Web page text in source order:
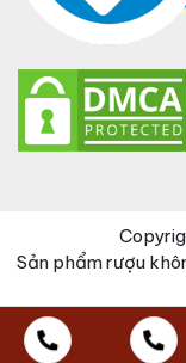
Sản phẩm rượu
Đã thêm sản phẩm